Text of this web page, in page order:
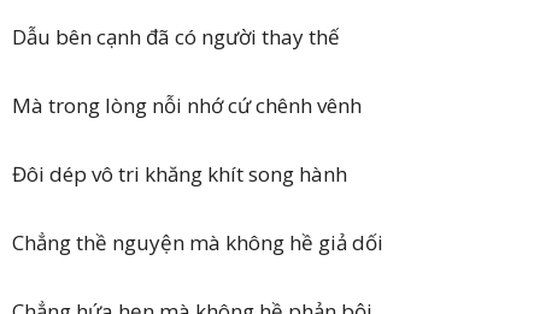
Dẫu bên cạnh đã có người thay thế
Mà trong lòng nỗi nhớ cứ chênh vênh
Đôi dép vô tri khăng khít song hành
Chẳng thề nguyện mà không hề giả dối